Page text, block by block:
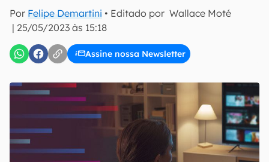
Por Felipe Demartini • Editado por Wallace Moté
| 25/05/2023 às 15:18
Assine nossa Newsletter
inscreva-se
Confirmo que li, aceito e concordo com os Termos de
Uso e Política de Privacidade do Canaltech.